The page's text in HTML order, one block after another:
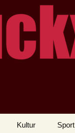
Kultur Sport